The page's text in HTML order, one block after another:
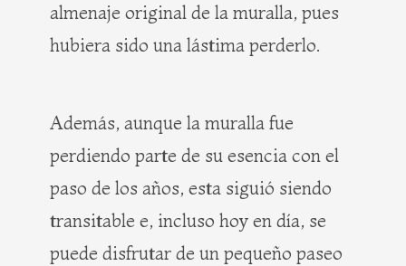
almenaje original de la muralla, pues
hubiera sido una lástima perderlo.
Además, aunque la muralla fue
perdiendo parte de su esencia con el
paso de los años, esta siguió siendo
transitable e, incluso hoy en día, se
puede disfrutar de un pequeño paseo